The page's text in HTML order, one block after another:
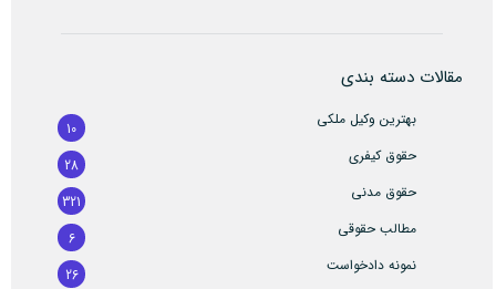
مقالات دسته بندی
بهترین وکیل ملکی
10
حقوق کیفری
28
حقوق مدنی
321
مطالب حقوقی
6
نمونه دادخواست
26